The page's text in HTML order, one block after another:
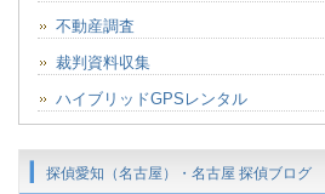
不動産調査
裁判資料収集
ハイブリッドGPSレンタル
探偵愛知（名古屋）・名古屋 探偵ブログ